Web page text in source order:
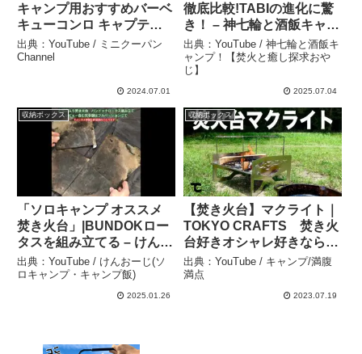
キャンプ用おすすめバーベ
キューコンロ キャプテン
スタッグ 卓上グリル V型
焚き火台 – ミニクーパン
出典：YouTube / ミニクーパン
Channel
2024.07.01
徹底比較!TABIの進化に驚
き！ – 神七輪と酒飯キャン
プ！【焚火と癒し探求おや
じ】
出典：YouTube / 神七輪と酒飯キ
ャンプ！【焚火と癒し探求おや
じ】
2025.07.04
収納ボックス
「ソロキャンプ オススメ
焚き火台」|BUNDOKロー
タスを組み立てる – けんお
ーじ(ソロキャンプ・キャ
ンプ飯)
出典：YouTube / けんおーじ(ソ
ロキャンプ・キャンプ飯)
2025.01.26
収納ボックス
【焚き火台】マクライト｜
TOKYO CRAFTS 焚き火
台好きオシャレ好きならこ
れ！ – キャンプ/満腹満点
出典：YouTube / キャンプ/満腹
満点
2023.07.19